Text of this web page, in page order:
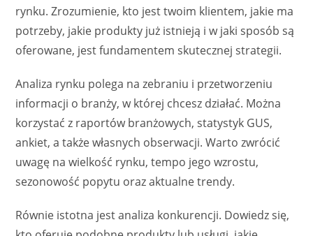
rynku. Zrozumienie, kto jest twoim klientem, jakie ma
potrzeby, jakie produkty już istnieją i w jaki sposób są
oferowane, jest fundamentem skutecznej strategii.
Analiza rynku polega na zebraniu i przetworzeniu
informacji o branży, w której chcesz działać. Można
korzystać z raportów branżowych, statystyk GUS,
ankiet, a także własnych obserwacji. Warto zwrócić
uwagę na wielkość rynku, tempo jego wzrostu,
sezonowość popytu oraz aktualne trendy.
Równie istotna jest analiza konkurencji. Dowiedz się,